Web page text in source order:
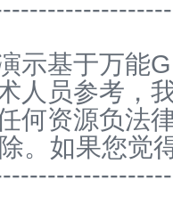
示基于万能
人员参考，
何资源负法
。如果您觉